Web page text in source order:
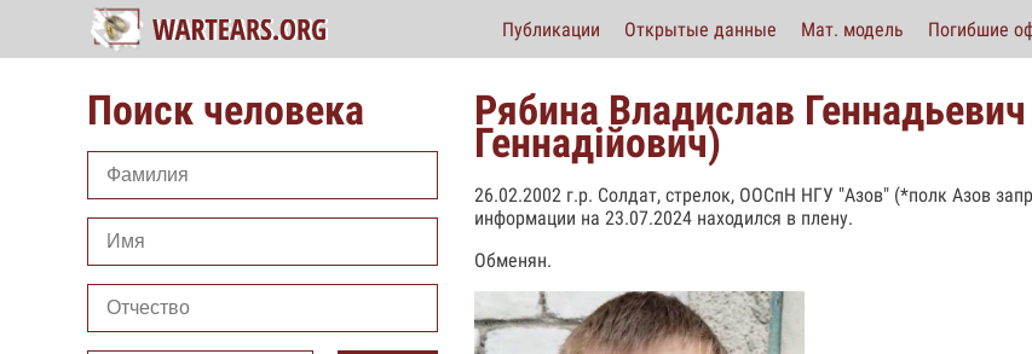
Публикации Открытые данные Мат. модель Погибшие
Поиск человека Рябина Владислав
Геннадійович)
26.02.2002 г.р. Солдат, стрелок, ООСпН НГУ "Азов" (*полк Азов
информации на 23.07.2024 находился в плену.
Обменян.